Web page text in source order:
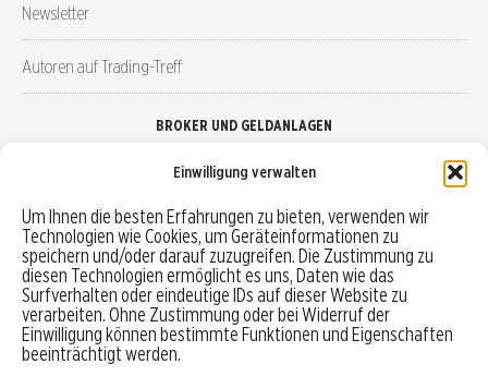
Einwilligung verwalten
Um Ihnen die besten Erfahrungen zu bieten, verwenden wir
Technologien wie Cookies, um Geräteinformationen zu
speichern und/oder darauf zuzugreifen. Die Zustimmung zu
diesen Technologien ermöglicht es uns, Daten wie das
Surfverhalten oder eindeutige IDs auf dieser Website zu
verarbeiten. Ohne Zustimmung oder bei Widerruf der
Einwilligung können bestimmte Funktionen und Eigenschaften
beeinträchtigt werden.
Newsletter
Autoren auf Trading-Treff
BROKER UND GELDANLAGEN
Robo-Advisor vergleichen
Depotvergleich
Festgeld vergleichen